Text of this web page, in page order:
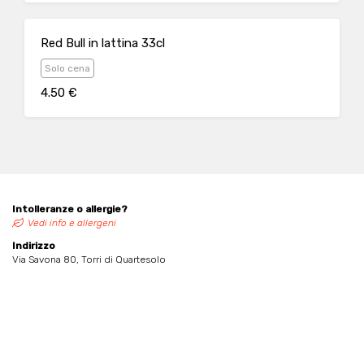
Red Bull in lattina 33cl
Solo cena
4.50 €
Intolleranze o allergie?
Vedi info e allergeni
Indirizzo
Via Savona 80, Torri di Quartesolo